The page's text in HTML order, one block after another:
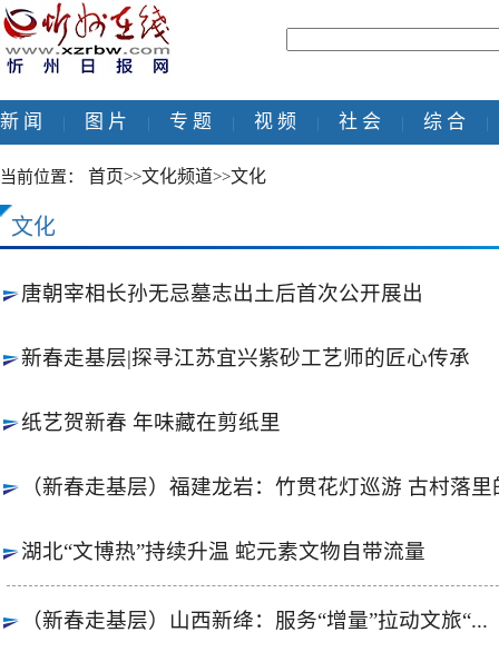
新 闻 图 片 专 题 视 频 社 会 综 合
当前位置： 首页>>文化频道>>文化
文化
唐朝宰相长孙无忌墓志出土后首次公开展出
新春走基层|探寻江苏宜兴紫砂工艺师的匠心传承
纸艺贺新春 年味藏在剪纸里
（新春走基层）福建龙岩：竹贯花灯巡游 古村落里
湖北“文博热”持续升温 蛇元素文物自带流量
（新春走基层）山西新绛：服务“增量”拉动文旅“...